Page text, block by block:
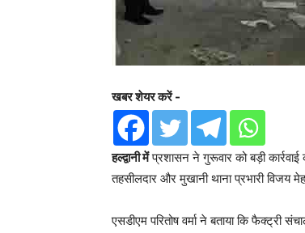
खबर शेयर करें -
हल्द्वानी मेंप्रशासन ने गुरूवार को बड़ी
तहसीलदार और मुखानी थाना प्रभारी विजय
एसडीएम परितोष वर्मा ने बताया कि